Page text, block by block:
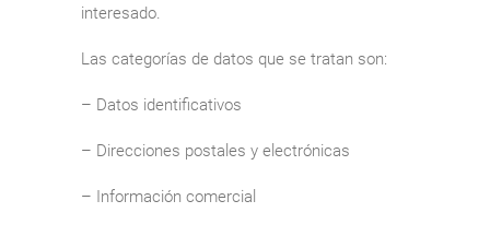
interesado.
Las categorías de datos que se tratan son:
– Datos identificativos
– Direcciones postales y electrónicas
– Información comercial